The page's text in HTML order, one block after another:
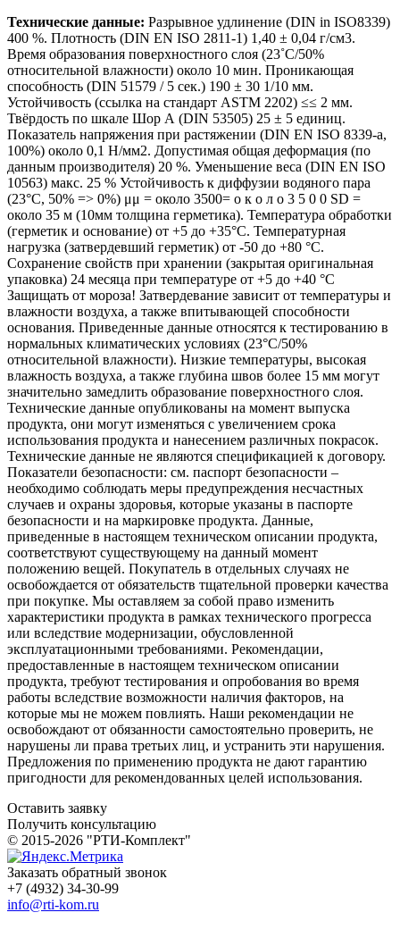
Технические данные: Разрывное удлинение (DIN in ISO8339)
400 %. Плотность (DIN EN ISO 2811-1) 1,40 ± 0,04 г/см3.
Время образования поверхностного слоя (23˚С/50%
относительной влажности) около 10 мин. Проникающая
способность (DIN 51579 / 5 сек.) 190 ± 30 1/10 мм.
Устойчивость (ссылка на стандарт ASTM 2202) ≤≤ 2 мм.
Твёрдость по шкале Шор А (DIN 53505) 25 ± 5 единиц.
Показатель напряжения при растяжении (DIN EN ISO 8339-a,
100%) около 0,1 Н/мм2. Допустимая общая деформация (по
данным производителя) 20 %. Уменьшение веса (DIN EN ISO
10563) макс. 25 % Устойчивость к диффузии водяного пара
(23°C, 50% => 0%) μμ = около 3500= о к о л о 3 5 0 0 SD =
около 35 м (10мм толщина герметика). Температура обработки
(герметик и основание) от +5 до +35°С. Температурная
нагрузка (затвердевший герметик) от -50 до +80 °С.
Сохранение свойств при хранении (закрытая оригинальная
упаковка) 24 месяца при температуре от +5 до +40 °С
Защищать от мороза! Затвердевание зависит от температуры и
влажности воздуха, а также впитывающей способности
основания. Приведенные данные относятся к тестированию в
нормальных климатических условиях (23°С/50%
относительной влажности). Низкие температуры, высокая
влажность воздуха, а также глубина швов более 15 мм могут
значительно замедлить образование поверхностного слоя.
Технические данные опубликованы на момент выпуска
продукта, они могут изменяться с увеличением срока
использования продукта и нанесением различных покрасок.
Технические данные не являются спецификацией к договору.
Показатели безопасности: см. паспорт безопасности –
необходимо соблюдать меры предупреждения несчастных
случаев и охраны здоровья, которые указаны в паспорте
безопасности и на маркировке продукта. Данные,
приведенные в настоящем техническом описании продукта,
соответствуют существующему на данный момент
положению вещей. Покупатель в отдельных случаях не
освобождается от обязательств тщательной проверки качества
при покупке. Мы оставляем за собой право изменить
характеристики продукта в рамках технического прогресса
или вследствие модернизации, обусловленной
эксплуатационными требованиями. Рекомендации,
предоставленные в настоящем техническом описании
продукта, требуют тестирования и опробования во время
работы вследствие возможности наличия факторов, на
которые мы не можем повлиять. Наши рекомендации не
освобождают от обязанности самостоятельно проверить, не
нарушены ли права третьих лиц, и устранить эти нарушения.
Предложения по применению продукта не дают гарантию
пригодности для рекомендованных целей использования.
Оставить заявку
Получить консультацию
© 2015-2026 "РТИ-Комплект"
Заказать обратный звонок
+7 (4932) 34-30-99
info@rti-kom.ru